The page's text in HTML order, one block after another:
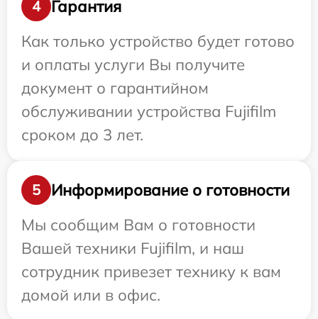
4
Гарантия
Как только устройство будет готово
и оплаты услуги Вы получите
документ о гарантийном
обслуживании устройства Fujifilm
сроком до 3 лет.
5
Информирование о готовности
Мы сообщим Вам о готовности
Вашей техники Fujifilm, и наш
сотрудник привезет технику к вам
домой или в офис.